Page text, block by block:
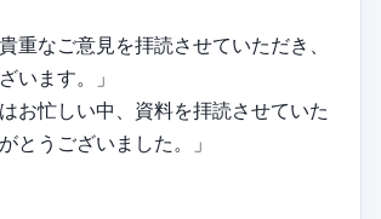
重なご意見を拝読させていただき、
います。」
お忙しい中、資料を拝読させていた
とうございました。」